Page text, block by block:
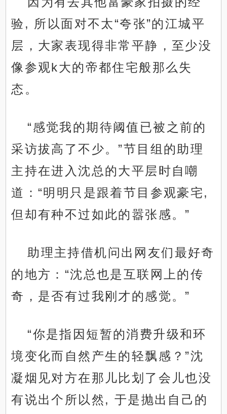
验, 所以面对不太“夸张”的江城平
层，大家表现得非常平静，至少没
像参观k大的帝都住宅般那么失
态。
“感觉我的期待阈值已被之前的
采访拔高了不少。”节目组的助理
主持在进入沈总的大平层时自嘲
道：“明明只是跟着节目参观豪宅,
但却有种不过如此的嚣张感。”
助理主持借机问出网友们最好奇
的地方：“沈总也是互联网上的传
奇，是否有过我刚才的感觉。”
“你是指因短暂的消费升级和环
境变化而自然产生的轻飘感？”沈
凝烟见对方在那儿比划了会儿也没
有说出个所以然, 于是抛出自己的